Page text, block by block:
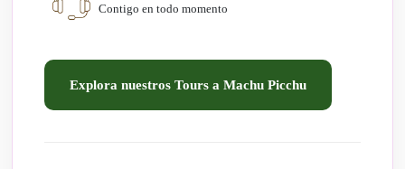
Contigo en todo momento
Explora nuestros Tours a Machu Picchu